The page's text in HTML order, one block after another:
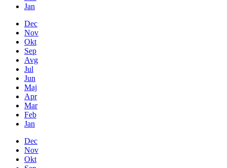
Jan
Dec
Nov
Okt
Sep
Avg
Jul
Jun
Maj
Apr
Mar
Feb
Jan
Dec
Nov
Okt